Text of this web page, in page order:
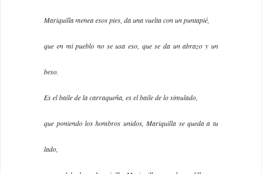
Mariquilla menea esos pies, da una vuelta con un puntapié,
que en mi pueblo no se usa eso, que se da un abrazo y un
beso.
Es el baile de la carraqueña, es el baile de lo simulado,
que poniendo los hombros unidos, Mariquilla se queda a tu
lado,